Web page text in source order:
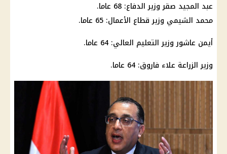
عبد المجيد صقر وزير الدفاع: 68 عاما.
محمد الشيمي وزير قطاع الأعمال: 65 عاما.
أيمن عاشور وزير التعليم العالي: 64 عاما.
وزير الزراعة علاء فاروق: 64 عاما.